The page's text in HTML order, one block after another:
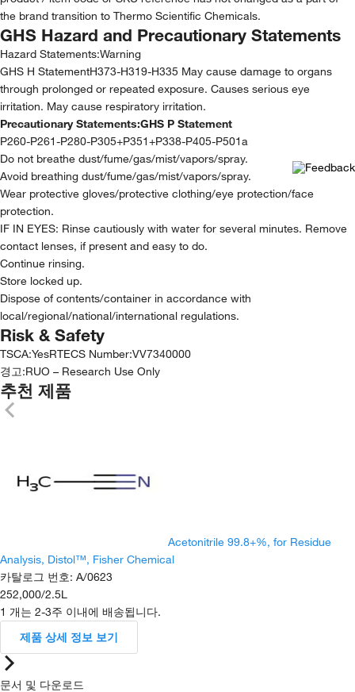
the brand transition to Thermo Scientific Chemicals.
GHS Hazard and Precautionary Statements
Hazard Statements:Warning
GHS H StatementH373-H319-H335 May cause damage to organs
through prolonged or repeated exposure. Causes serious eye
irritation. May cause respiratory irritation.
Precautionary Statements:GHS P Statement
P260-P261-P280-P305+P351+P338-P405-P501a
Do not breathe dust/fume/gas/mist/vapors/spray.
Avoid breathing dust/fume/gas/mist/vapors/spray.
Wear protective gloves/protective clothing/eye protection/face
protection.
IF IN EYES: Rinse cautiously with water for several minutes. Remove
contact lenses, if present and easy to do.
Continue rinsing.
Store locked up.
Dispose of contents/container in accordance with
local/regional/national/international regulations.
Risk & Safety
TSCA:YesRTECS Number:VV7340000
경고:RUO – Research Use Only
추천 제품
Acetonitrile 99.8+%, for Residue
Analysis, Distol™, Fisher Chemical
카탈로그 번호: A/0623
252,000/2.5L
1 개는 2-3주 이내에 배송됩니다.
제품 상세 정보 보기
문서 및 다운로드